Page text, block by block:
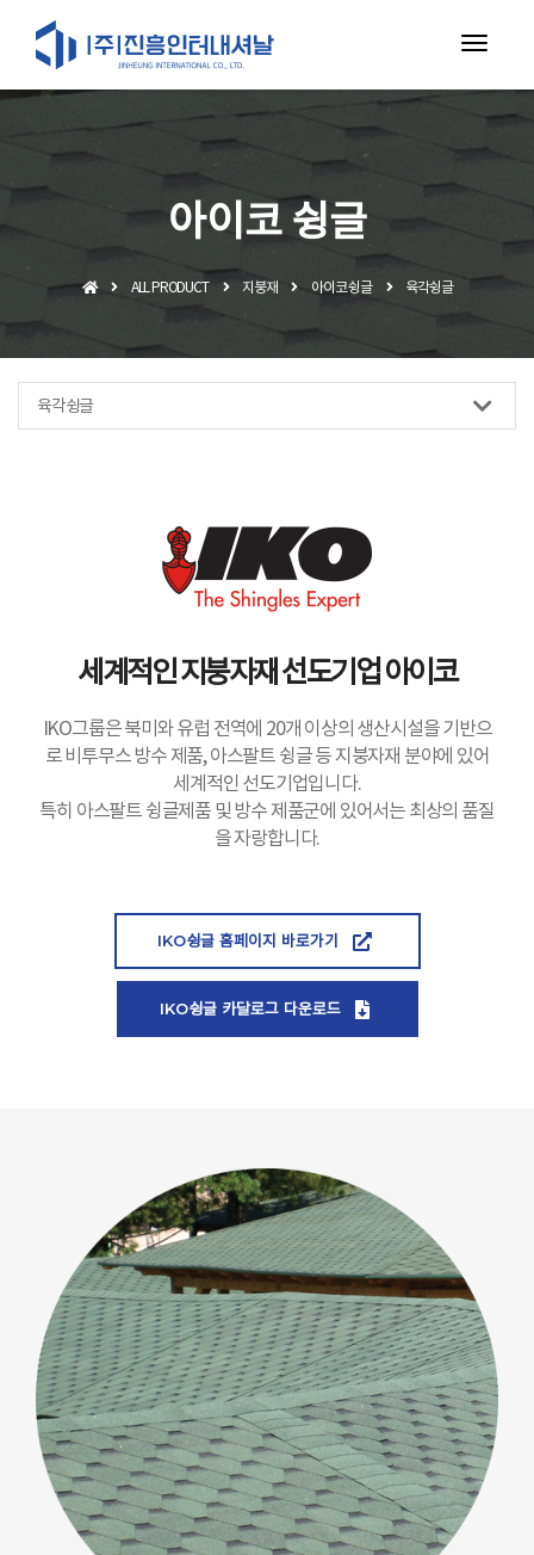
아이코 슁글
ALL PRODUCT 지붕재 아이코 슁글 육각슁글
육각슁글
세계적인 지붕자재 선도기업 아이코
IKO그룹은 북미와 유럽 전역에 20개 이상의 생산시설을 기반으
로 비투무스 방수 제품, 아스팔트 슁글 등 지붕자재 분야에 있어
세계적인 선도기업입니다.
특히 아스팔트 슁글제품 및 방수 제품군에 있어서는 최상의 품질
을 자랑합니다.
IKO슁글 홈페이지 바로가기
IKO슁글 카달로그 다운로드